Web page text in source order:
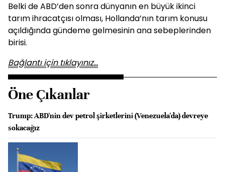
Belki de ABD’den sonra dünyanın en büyük ikinci
tarım ihracatçısı olması, Hollanda’nın tarım konusu
açıldığında gündeme gelmesinin ana sebeplerinden
birisi.
Bağlantı için tıklayınız...
Öne Çıkanlar
Trump: ABD'nin dev petrol şirketlerini (Venezuela'da) devreye
sokacağız